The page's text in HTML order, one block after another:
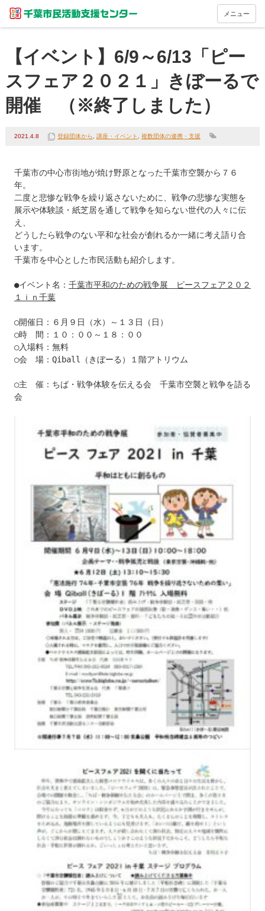
メニュー
【イベント】6/9～6/13「ピー
スフェア２０２１」きぼーるで
開催 （※終了しました）
2021.4.8 登録団体から 講座・イベント 複数団体の連携・支援
千葉市の中心市街地が焼け野原となった千葉市空襲から７６
年。
二度と悲惨な戦争を繰り返さないために、戦争の悲惨な実態を
展示や体験談・紙芝居を通して戦争を知らない世代の人々に伝
え、
どうしたら戦争のない平和な社会が創れるか一緒に考え語り合
います。
千葉市を中心とした市民活動も紹介します。
●イベント名： 千葉市平和のための戦争展　ピースフェア２０２
１ｉｎ千葉
○開催日：６月９日（水）～１３日（日）
○時　間：１０：００～１８：００
○入場料：無料
○会　場：Qiball（きぼーる）１階アトリウム
○主　催：ちば・戦争体験を伝える会　千葉市空襲と戦争を語る
会